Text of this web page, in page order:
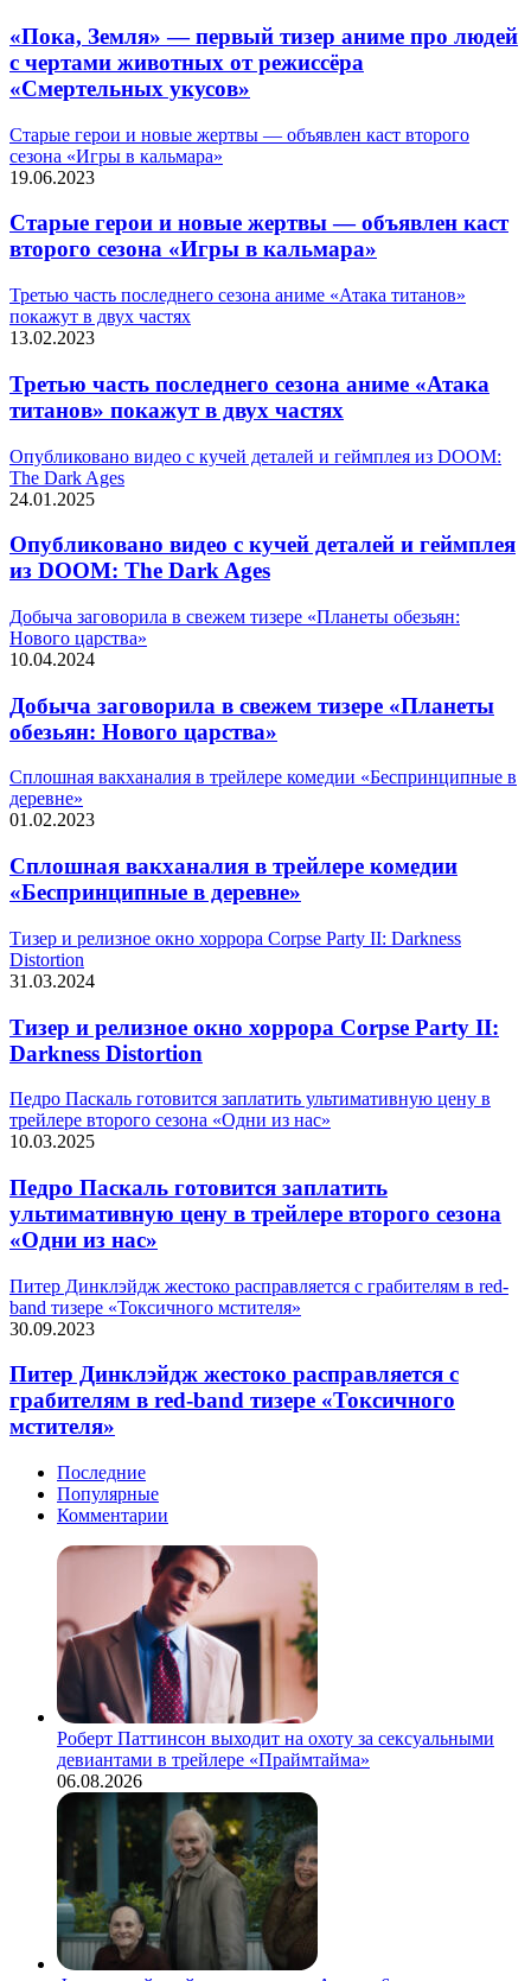
«Пока, Земля» — первый тизер аниме про людей
с чертами животных от режиссёра
«Смертельных укусов»
Старые герои и новые жертвы — объявлен каст второго
сезона «Игры в кальмара»
19.06.2023
Старые герои и новые жертвы — объявлен каст
второго сезона «Игры в кальмара»
Третью часть последнего сезона аниме «Атака титанов»
покажут в двух частях
13.02.2023
Третью часть последнего сезона аниме «Атака
титанов» покажут в двух частях
Опубликовано видео с кучей деталей и геймплея из DOOM:
The Dark Ages
24.01.2025
Опубликовано видео с кучей деталей и геймплея
из DOOM: The Dark Ages
Добыча заговорила в свежем тизере «Планеты обезьян:
Нового царства»
10.04.2024
Добыча заговорила в свежем тизере «Планеты
обезьян: Нового царства»
Сплошная вакханалия в трейлере комедии «Беспринципные в
деревне»
01.02.2023
Сплошная вакханалия в трейлере комедии
«Беспринципные в деревне»
Тизер и релизное окно хоррора Corpse Party II: Darkness
Distortion
31.03.2024
Тизер и релизное окно хоррора Corpse Party II:
Darkness Distortion
Педро Паскаль готовится заплатить ультимативную цену в
трейлере второго сезона «Одни из нас»
10.03.2025
Педро Паскаль готовится заплатить
ультимативную цену в трейлере второго сезона
«Одни из нас»
Питер Динклэйдж жестоко расправляется с грабителям в red-
band тизере «Токсичного мстителя»
30.09.2023
Питер Динклэйдж жестоко расправляется с
грабителям в red-band тизере «Токсичного
мстителя»
Последние
Популярные
Комментарии
Роберт Паттинсон выходит на охоту за сексуальными
девиантами в трейлере «Праймтайма»
06.08.2026